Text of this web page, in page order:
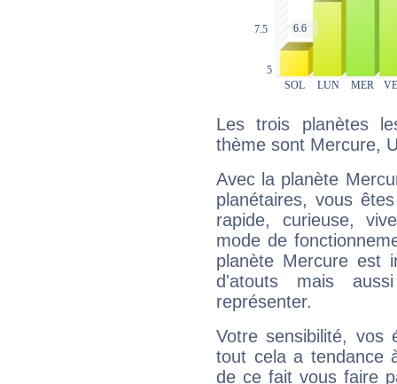
Les trois planètes
thème sont Mercure,
Avec la planète
planétaires, vous
rapide, curieuse,
mode de
planète Mercure est
d'atouts mais
représenter.
Votre sensibilité,
tout cela a tendance
de ce fait vous faire